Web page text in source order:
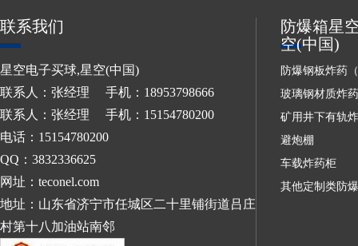
联系我们
星空电子买球,星空(中国)
联系人：张经理 手机：18953798666
联系人：张经理 手机：15154780200
电话：15154780200
QQ：3832336625
网址：teconel.com
地址：山东省济宁市任城区二十里铺街道吕庄
村第十八加油站南邻
防爆箱星
空(中国)
防爆钢板炸药
玻璃钢材质炸
矿用井下有轨
避炮棚
车载炸药柜
其他定制类防